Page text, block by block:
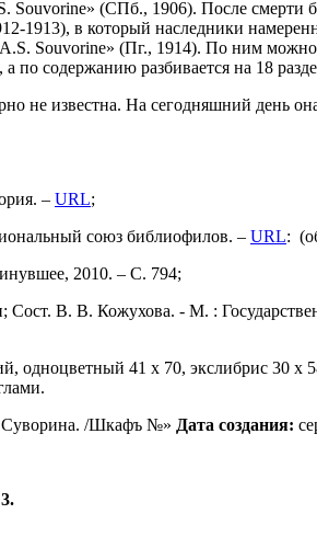
Souvorine» (СПб., 1906). После
1913), в который наследники
Souvorine» (Пг., 1914). По ним можно
по содержанию разбивается на 18
не известна. На сегодняшний день
– URL;
союз библиофилов. – URL:
2010. – С. 794;
В. В. Кожухова. - М. :
одноцветный 41 х 70, экслибрис 30 х
Суворина. /Шкафъ №» Дата создания: